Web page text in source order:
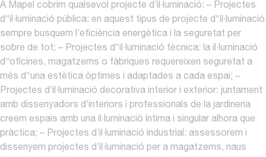
A Mapel cobrim qualsevol projecte d’il·luminació: – Projectes
d‟il·luminació pública: en aquest tipus de projecte d‟il·luminació
sempre busquem l’eficiència energètica i la seguretat per
sobre de tot; – Projectes d‟il·luminació tècnica: la il·luminació
d‟oficines, magatzems o fàbriques requereixen seguretat a
més d‟una estètica òptimes i adaptades a cada espai; –
Projectes d’il·luminació decorativa interior i exterior: juntament
amb dissenyadors d’interiors i professionals de la jardineria
creem espais amb una il·luminació íntima i singular alhora que
pràctica; – Projectes d’il·luminació industrial: assessorem i
dissenyem projectes d’il·luminació per a magatzems, naus